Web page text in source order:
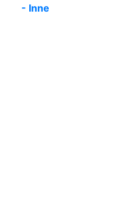
- Inne